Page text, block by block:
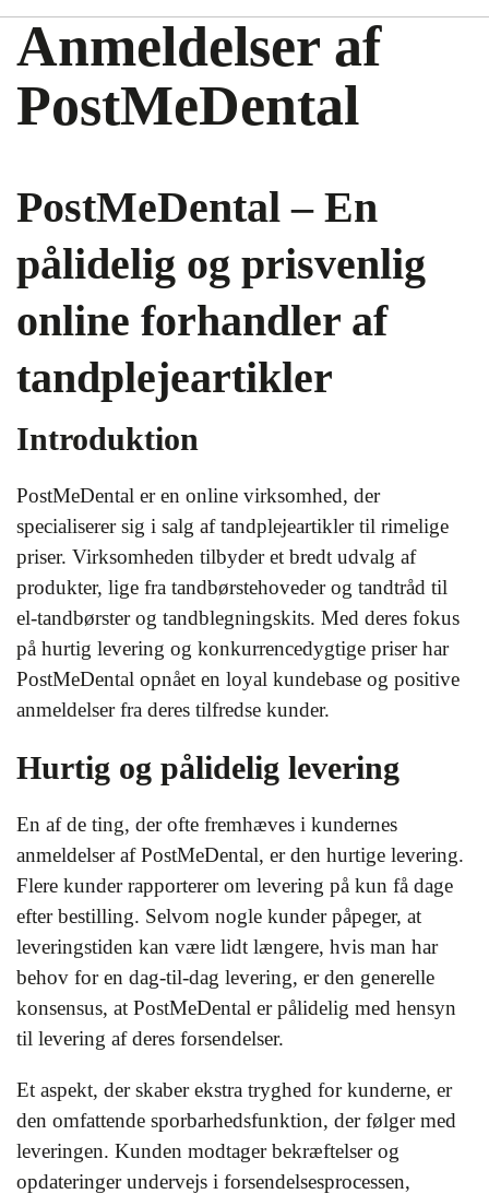
Anmeldelser af
PostMeDental
PostMeDental – En
pålidelig og prisvenlig
online forhandler af
tandplejeartikler
Introduktion
PostMeDental er en online virksomhed, der
specialiserer sig i salg af tandplejeartikler til rimelige
priser. Virksomheden tilbyder et bredt udvalg af
produkter, lige fra tandbørstehoveder og tandtråd til
el-tandbørster og tandblegningskits. Med deres fokus
på hurtig levering og konkurrencedygtige priser har
PostMeDental opnået en loyal kundebase og positive
anmeldelser fra deres tilfredse kunder.
Hurtig og pålidelig levering
En af de ting, der ofte fremhæves i kundernes
anmeldelser af PostMeDental, er den hurtige levering.
Flere kunder rapporterer om levering på kun få dage
efter bestilling. Selvom nogle kunder påpeger, at
leveringstiden kan være lidt længere, hvis man har
behov for en dag-til-dag levering, er den generelle
konsensus, at PostMeDental er pålidelig med hensyn
til levering af deres forsendelser.
Et aspekt, der skaber ekstra tryghed for kunderne, er
den omfattende sporbarhedsfunktion, der følger med
leveringen. Kunden modtager bekræftelser og
opdateringer undervejs i forsendelsesprocessen,